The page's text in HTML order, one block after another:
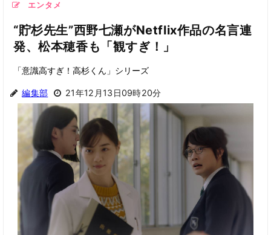
エンタメ
“貯杉先生”西野七瀬がNetflix作品の名言連
発、松本穂香も「観すぎ！」
「意識高すぎ！高杉くん」シリーズ
編集部 21年12月13日09時20分